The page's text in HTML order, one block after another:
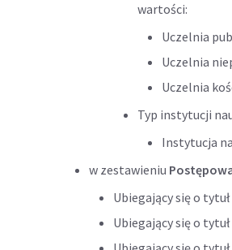
wartości:
Uczelnia
Uczelnia
Uczelnia
Typ instytucji
Instytucja
w zestawieniu
Ubiegający się o
Ubiegający się o